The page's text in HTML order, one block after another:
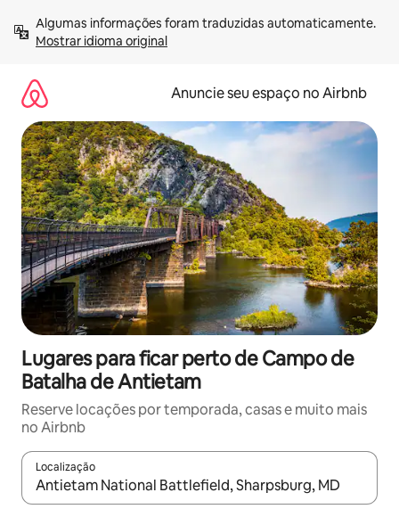
para
Mostrar idioma original
Anuncie seu espaço no Airbnb
Lugares para ficar perto de Campo de
Batalha de Antietam
Reserve locações por temporada, casas e muito mais
no Airbnb
Localização
Quando os resultados estiverem disponíveis, explore-os